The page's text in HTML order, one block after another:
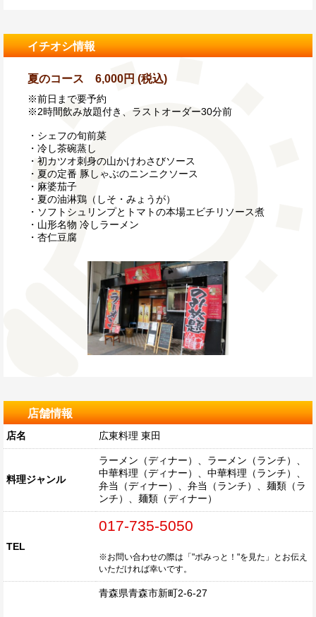
イチオシ情報
夏のコース 6,000円 (税込)
※前日まで要予約
※2時間飲み放題付き、ラストオーダー30分前
・シェフの旬前菜
・冷し茶碗蒸し
・初カツオ刺身の山かけわさびソース
・夏の定番 豚しゃぶのニンニクソース
・麻婆茄子
・夏の油淋鶏（しそ・みょうが）
・ソフトシュリンプとトマトの本場エビチリソース煮
・山形名物 冷しラーメン
・杏仁豆腐
店舗情報
店名 広東料理 東田
料理ジャンル
ラーメン（ディナー）、ラーメン（ランチ）、
中華料理（ディナー）、中華料理（ランチ）、
弁当（ディナー）、弁当（ランチ）、麺類（ラ
ンチ）、麺類（ディナー）
TEL
017-735-5050
※お問い合わせの際は「"ポみっと！"を見た」とお伝え
いただければ幸いです。
青森県青森市新町2-6-27